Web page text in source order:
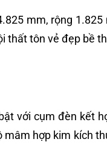
mm, rộng
thất tôn vẻ đẹp bề
với cụm đèn kết
hợp kim kích